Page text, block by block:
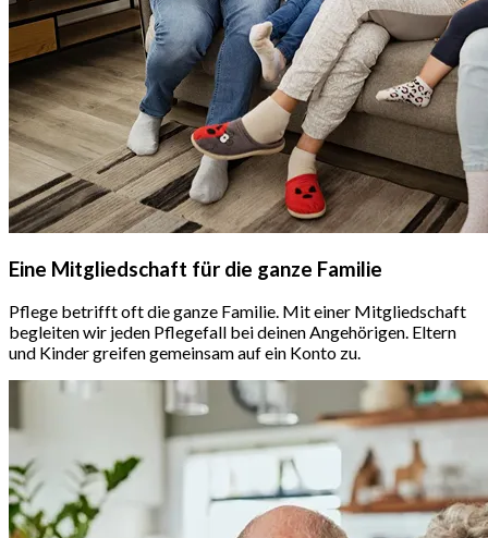
Eine Mitgliedschaft für die ganze Familie
Pflege betrifft oft die ganze Familie. Mit einer Mitgliedschaft
begleiten wir jeden Pflegefall bei deinen Angehörigen. Eltern
und Kinder greifen gemeinsam auf ein Konto zu.